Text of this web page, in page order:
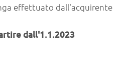
effettuato dall'acquirente
dall'1.1.2023